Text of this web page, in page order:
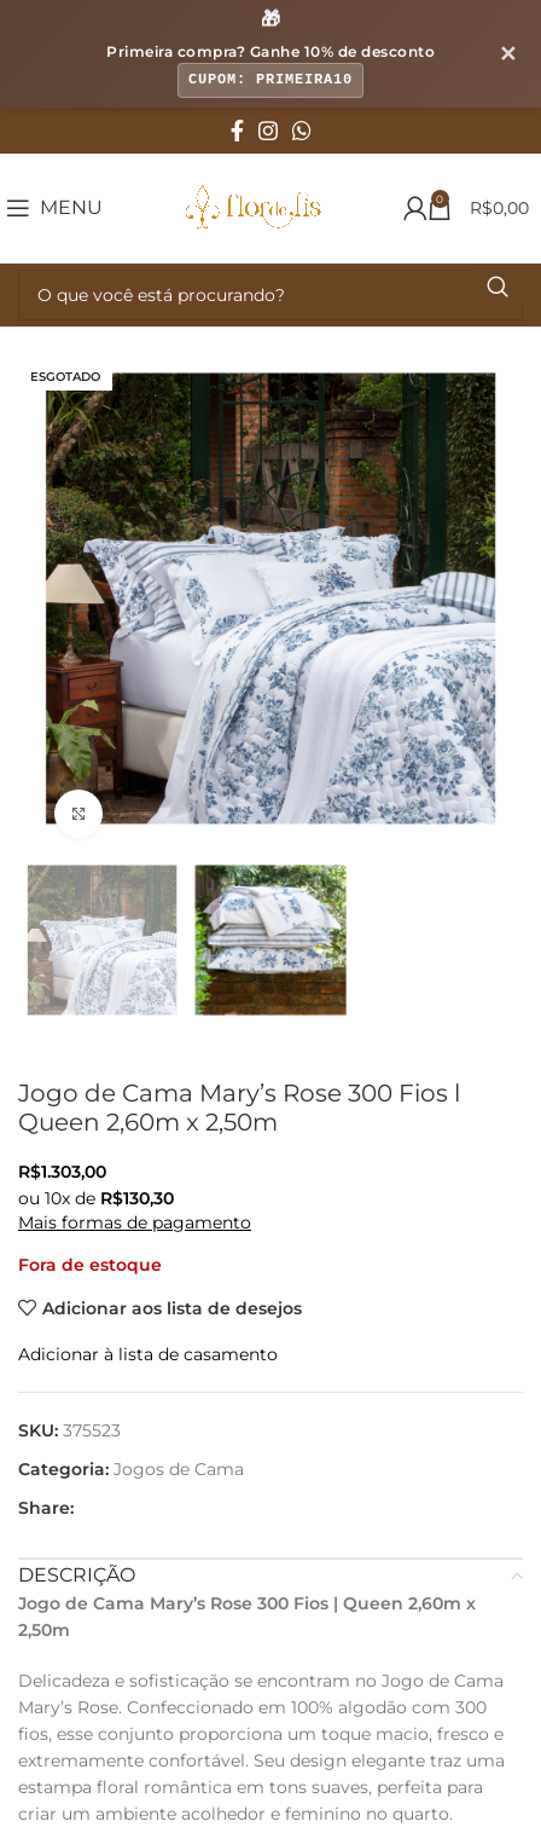
🎁
Primeira compra? Ganhe 10% de desconto
CUPOM: PRIMEIRA10
✕
MENU 0 R$0,00
ESGOTADO
Clique para ampliar
Jogo de Cama Mary’s Rose 300 Fios l
Queen 2,60m x 2,50m
R$1.303,00
ou 10x de R$130,30
Mais formas de pagamento
Fora de estoque
Adicionar aos lista de desejos
Adicionar à lista de casamento
SKU: 375523
Categoria: Jogos de Cama
Share:
DESCRIÇÃO
Jogo de Cama Mary’s Rose 300 Fios | Queen 2,60m x
2,50m
Delicadeza e sofisticação se encontram no Jogo de Cama
Mary’s Rose. Confeccionado em 100% algodão com 300
fios, esse conjunto proporciona um toque macio, fresco e
extremamente confortável. Seu design elegante traz uma
estampa floral romântica em tons suaves, perfeita para
criar um ambiente acolhedor e feminino no quarto.